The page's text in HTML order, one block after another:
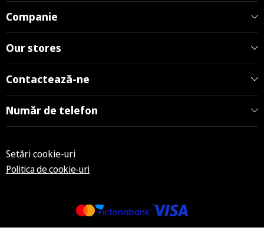
Companie
Our stores
Contactează-ne
Număr de telefon
Setări cookie-uri
Politica de cookie-uri